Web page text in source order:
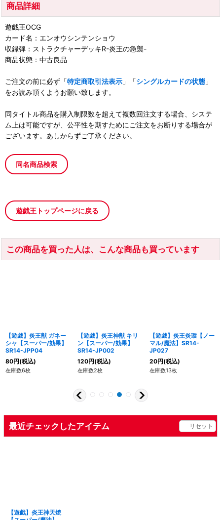
商品詳細
遊戯王OCG
カード名：エンオウシンテンショウ
収録弾：ストラクチャーデッキR-炎王の急襲-
商品状態：中古良品
ご注文の前に必ず「特定商取引法表示 」「シングルカードの状態 」
をお読み頂くようお願い致します。
同タイトル商品を購入制限数を超えて複数回注文する場合、システ
ム上は可能ですが、公平性を期すためにご注文をお断りする場合が
ございます。あしからずご了承ください。
同名商品検索
遊戯王トップページに戻る
この商品を買った人は、こんな商品も買っています
【遊戯】炎王獣 ガネー
シャ【スーパー/効果】
SR14-JPP04
80円(税込)
在庫数6枚
【遊戯】炎王神獣 キリ
ン【スーパー/効果】
SR14-JP002
120円(税込)
在庫数2枚
【遊戯】炎王炎環【ノー
マル/魔法】SR14-
JP027
20円(税込)
在庫数13枚
最近チェックしたアイテム リセット
【遊戯】炎王神天焼